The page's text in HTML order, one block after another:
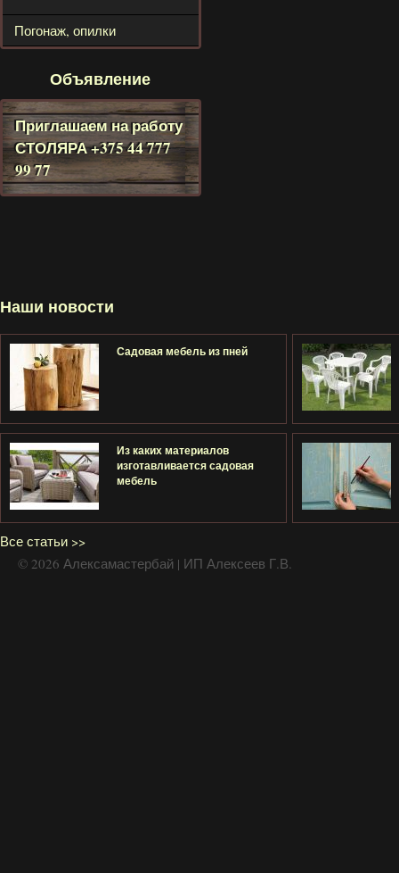
Погонаж, опилки
Объявление
Приглашаем на работу
СТОЛЯРА+375 44 777
99 77
Наши новости
Садовая мебель из пней
Из каких материалов
изготавливается садовая
мебель
Все статьи >>
© 2026 Алексамастербай | ИП Алексеев Г.В.